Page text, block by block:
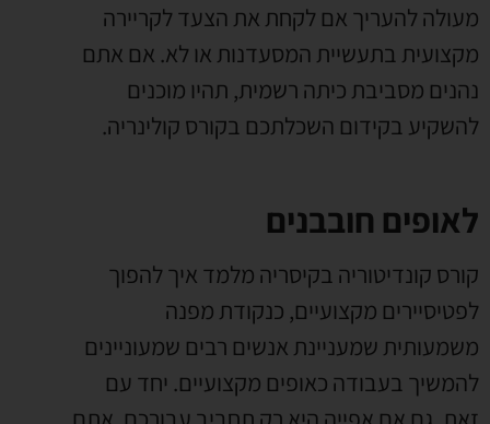
מעולה להעריך אם לקחת את הצעד לקריירה
מקצועית בתעשיית המסעדנות או לא. אם אתם
נהנים מסביבת כיתה רשמית, תהיו מוכנים
להשקיע בקידום השכלתכם בקורס קולינריה.
לאופים חובבנים
קורס קונדיטוריה בקיסריה מלמד איך להפוך
לפטיסיירים מקצועיים, כנקודת מפנה
משמעותית שמעניינת אנשים רבים שמעוניינים
להמשיך בעבודה כאופים מקצועיים. יחד עם